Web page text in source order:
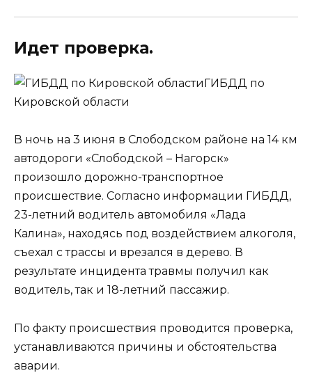
Идет проверка.
ГИБДД по
Кировской области
В ночь на 3 июня в Слободском районе на 14 км
автодороги «Слободской – Нагорск»
произошло дорожно-транспортное
происшествие. Согласно информации ГИБДД,
23-летний водитель автомобиля «Лада
Калина», находясь под воздействием алкоголя,
съехал с трассы и врезался в дерево. В
результате инцидента травмы получил как
водитель, так и 18-летний пассажир.
По факту происшествия проводится проверка,
устанавливаются причины и обстоятельства
аварии.